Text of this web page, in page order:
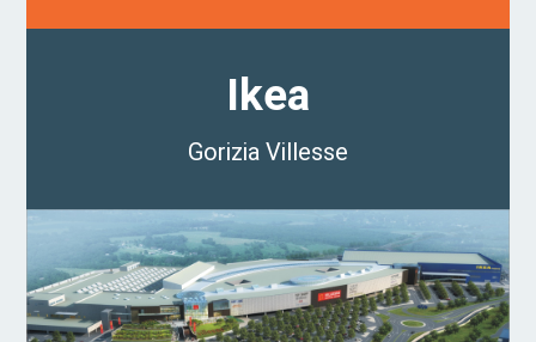
Ikea
Gorizia Villesse